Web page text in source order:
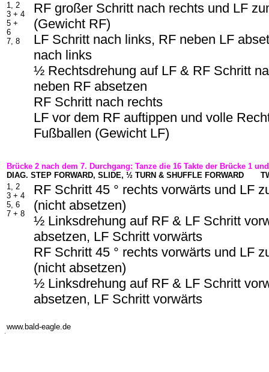
1, 2
3 + 4
5 +
6
7, 8
RF großer Schritt nach rechts und LF
(Gewicht RF)
LF Schritt nach links, RF neben LF
nach links
½ Rechtsdrehung auf LF & RF Schritt
neben RF absetzen
RF Schritt nach rechts
LF vor dem RF auftippen und volle
Fußballen (Gewicht LF)
Brücke 2 nach dem 7. Durchgang: Tanze die 16 Takte der Brücke 1
DIAG. STEP FORWARD, SLIDE, ½ TURN & SHUFFLE FORWARD
1, 2
3 + 4
5, 6
7 + 8
RF Schritt 45 ° rechts vorwärts und LF
(nicht absetzen)
½ Linksdrehung auf RF & LF Schritt
absetzen, LF Schritt vorwärts
RF Schritt 45 ° rechts vorwärts und LF
(nicht absetzen)
½ Linksdrehung auf RF & LF Schritt
absetzen, LF Schritt vorwärts
www.bald-eagle.de